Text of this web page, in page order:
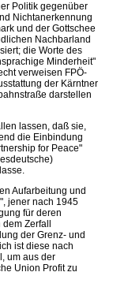
Politik gegenüber
Nichtanerkennung
und der Gottschee
Nachbarland
die Worte des
Minderheit"
verweisen FPÖ-
der Kärntner
darstellen
lassen, daß sie,
die Einbindung
for Peace"
Aufarbeitung und
jener nach 1945
für deren
Zerfall
der Grenz- und
ist diese nach
um aus der
Union Profit zu